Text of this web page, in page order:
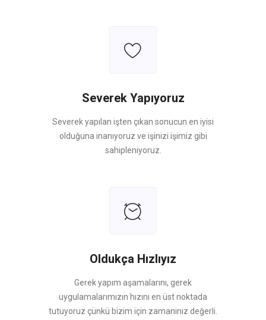
Severek Yapıyoruz
Severek yapılan işten çıkan sonucun en iyisi
olduğuna inanıyoruz ve işinizi işimiz gibi
sahipleniyoruz.
Oldukça Hızlıyız
Gerek yapım aşamalarını, gerek
uygulamalarımızın hızını en üst noktada
tutuyoruz çünkü bizim için zamanınız değerli.